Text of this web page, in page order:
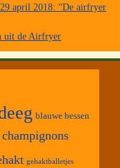
april 2018: “De airfryer
uit de Airfryer
blauwe bessen
champignons
gehaktballetjes